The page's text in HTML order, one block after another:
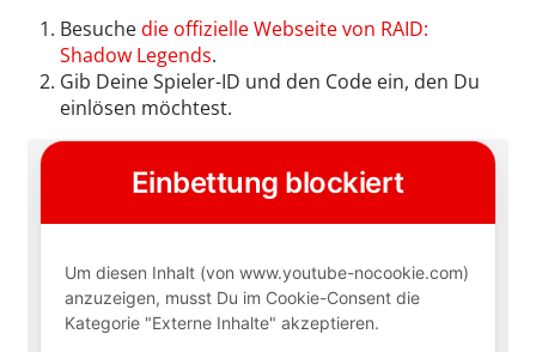
Besuchedie offizielle Webseite von RAID:
Shadow Legends.
Gib Deine Spieler-ID und den Code ein, den Du
einlösen möchtest.